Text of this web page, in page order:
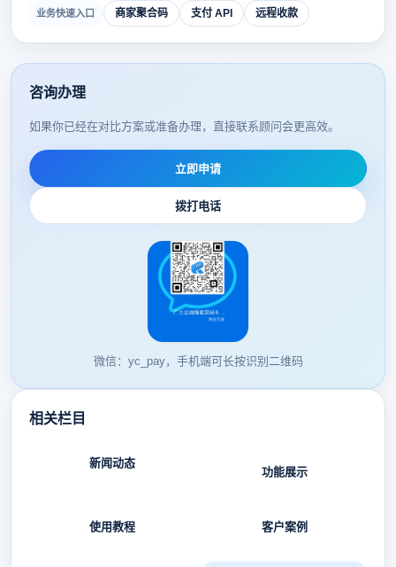
业务快速入口 商家聚合码 支付 API 远程收款
咨询办理
如果你已经在对比方案或准备办理，直接联系顾问会更高效。
立即申请
拨打电话
微信：yc_pay，手机端可长按识别二维码
相关栏目
新闻动态
功能展示
使用教程 客户案例